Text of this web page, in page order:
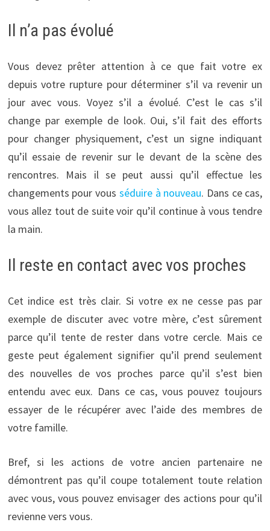
Il n’a pas évolué
Vous devez prêter attention à ce que fait votre ex
depuis votre rupture pour déterminer s’il va revenir un
jour avec vous. Voyez s’il a évolué. C’est le cas s’il
change par exemple de look. Oui, s’il fait des efforts
pour changer physiquement, c’est un signe indiquant
qu’il essaie de revenir sur le devant de la scène des
rencontres. Mais il se peut aussi qu’il effectue les
changements pour vous séduire à nouveau. Dans ce cas,
vous allez tout de suite voir qu’il continue à vous tendre
la main.
Il reste en contact avec vos proches
Cet indice est très clair. Si votre ex ne cesse pas par
exemple de discuter avec votre mère, c’est sûrement
parce qu’il tente de rester dans votre cercle. Mais ce
geste peut également signifier qu’il prend seulement
des nouvelles de vos proches parce qu’il s’est bien
entendu avec eux. Dans ce cas, vous pouvez toujours
essayer de le récupérer avec l’aide des membres de
votre famille.
Bref, si les actions de votre ancien partenaire ne
démontrent pas qu’il coupe totalement toute relation
avec vous, vous pouvez envisager des actions pour qu’il
revienne vers vous.